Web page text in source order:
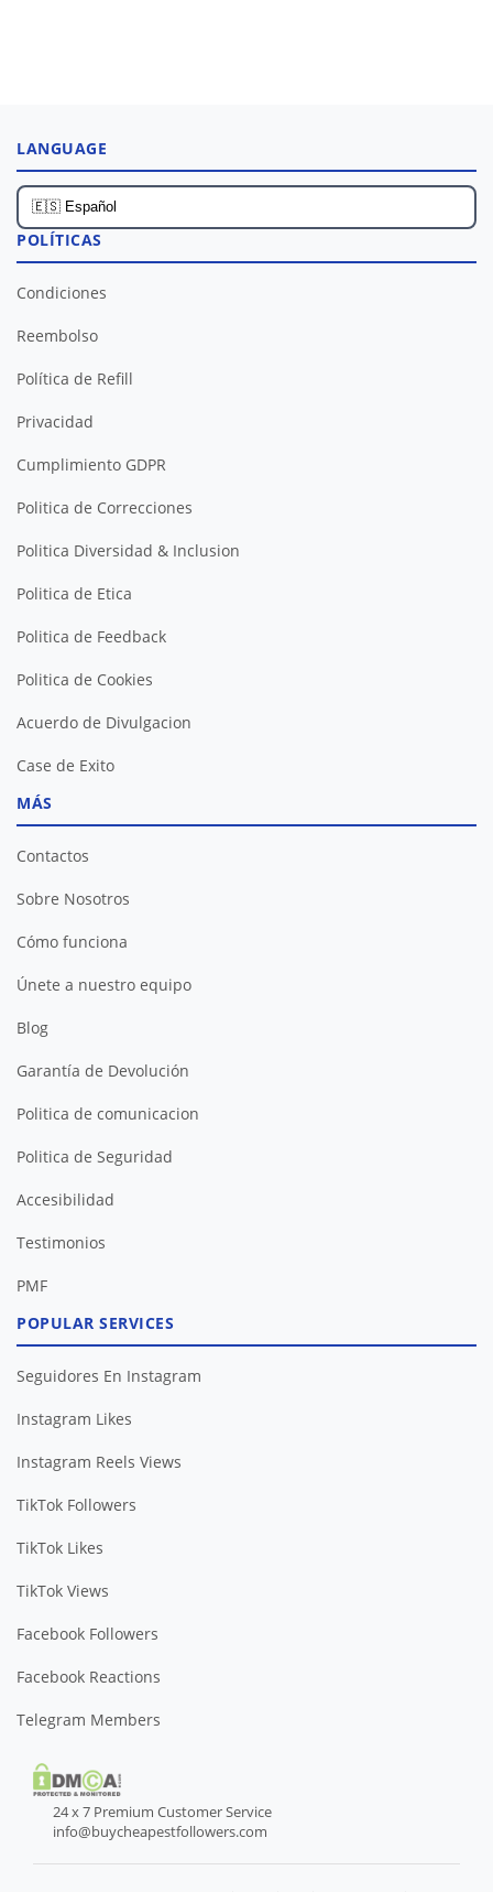
LANGUAGE
POLÍTICAS
Condiciones
Reembolso
Política de Refill
Privacidad
Cumplimiento GDPR
Politica de Correcciones
Politica Diversidad & Inclusion
Politica de Etica
Politica de Feedback
Politica de Cookies
Acuerdo de Divulgacion
Case de Exito
MÁS
Contactos
Sobre Nosotros
Cómo funciona
Únete a nuestro equipo
Blog
Garantía de Devolución
Politica de comunicacion
Politica de Seguridad
Accesibilidad
Testimonios
PMF
POPULAR SERVICES
Seguidores En Instagram
Instagram Likes
Instagram Reels Views
TikTok Followers
TikTok Likes
TikTok Views
Facebook Followers
Facebook Reactions
Telegram Members
24 x 7 Premium Customer Service
info@buycheapestfollowers.com